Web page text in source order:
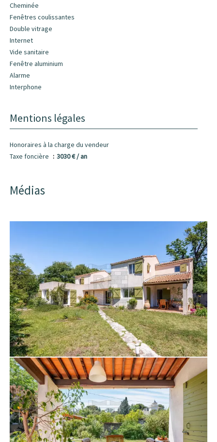
Cheminée
Fenêtres coulissantes
Double vitrage
Internet
Vide sanitaire
Fenêtre aluminium
Alarme
Interphone
Mentions légales
Honoraires à la charge du vendeur
Taxe foncière
3030 € / an
Médias